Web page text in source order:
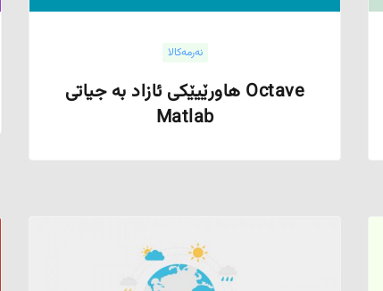
نەرمەکالا
Octave هاورێیێکی ئازاد بە جیاتی
Matlab